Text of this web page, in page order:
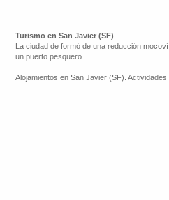
Turismo en San Javier (SF)
La ciudad de formó de una reducción
un puerto pesquero.
Alojamientos en San Javier (SF).